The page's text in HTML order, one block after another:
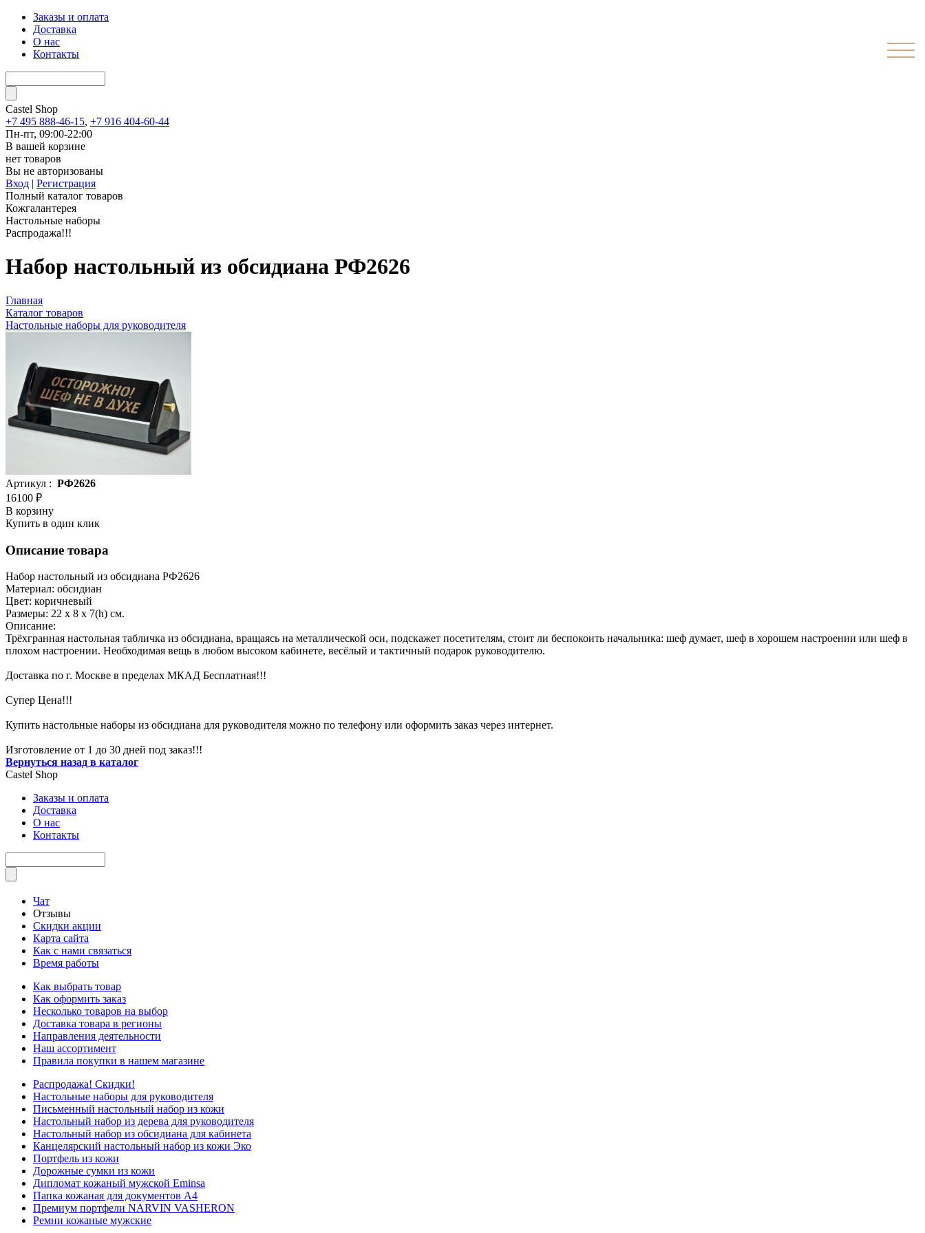
Заказы и оплата
Доставка
О нас
Контакты
Castel Shop
+7 495 888-46-15, +7 916 404-60-44
Пн-пт, 09:00-22:00
В вашей корзине
нет товаров
Вы не авторизованы
Вход | Регистрация
Полный каталог товаров
Кожгалантерея
Настольные наборы
Распродажа!!!
Набор настольный из обсидиана РФ2626
Главная
Каталог товаров
Настольные наборы для руководителя
Артикул : РФ2626
16100 ₽
В корзину
Купить в один клик
Описание товара
Набор настольный из обсидиана РФ2626
Материал: обсидиан
Цвет: коричневый
Размеры: 22 x 8 x 7(h) см.
Описание:
Трёхгранная настольная табличка из обсидиана, вращаясь на металлической оси, подскажет посетителям, стоит ли беспокоить начальника: шеф думает, шеф в хорошем настроении или шеф в
плохом настроении. Необходимая вещь в любом высоком кабинете, весёлый и тактичный подарок руководителю.
Доставка по г. Москве в пределах МКАД Бесплатная!!!
Супер Цена!!!
Купить настольные наборы из обсидиана для руководителя можно по телефону или оформить заказ через интернет.
Изготовление от 1 до 30 дней под заказ!!!
Вернуться назад в каталог
Castel Shop
Заказы и оплата
Доставка
О нас
Контакты
Чат
Отзывы
Скидки акции
Карта сайта
Как с нами связаться
Время работы
Как выбрать товар
Как оформить заказ
Несколько товаров на выбор
Доставка товара в регионы
Направления деятельности
Наш ассортимент
Правила покупки в нашем магазине
Распродажа! Скидки!
Настольные наборы для руководителя
Письменный настольный набор из кожи
Настольный набор из дерева для руководителя
Настольный набор из обсидиана для кабинета
Канцелярский настольный набор из кожи Эко
Портфель из кожи
Дорожные сумки из кожи
Дипломат кожаный мужской Eminsa
Папка кожаная для документов А4
Премиум портфели NARVIN VASHERON
Ремни кожаные мужские